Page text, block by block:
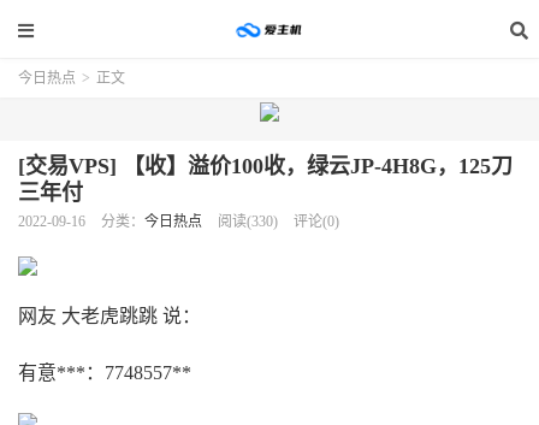
今日热点 > 正文
[交易VPS] 【收】溢价100收，绿云JP-4H8G，125刀
三年付
2022-09-16 分类： 今日热点 阅读(330) 评论(0)
网友 大老虎跳跳 说：
有意***：7748557**